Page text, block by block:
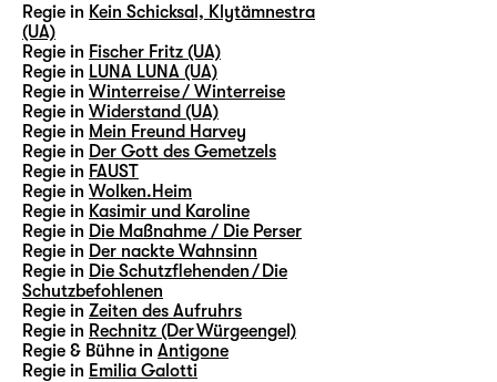
Regie in Kein Schicksal, Klytämnestra
(UA)
Regie in Fischer Fritz (UA)
Regie in LUNA LUNA (UA)
Regie in Winterreise / Winterreise
Regie in Widerstand (UA)
Regie in Mein Freund Harvey
Regie in Der Gott des Gemetzels
Regie in FAUST
Regie in Wolken.Heim
Regie in Kasimir und Karoline
Regie in Die Maßnahme / Die Perser
Regie in Der nackte Wahnsinn
Regie in Die Schutzflehenden / Die
Schutzbefohlenen
Regie in Zeiten des Aufruhrs
Regie in Rechnitz (Der Würgeengel)
Regie & Bühne in Antigone
Regie in Emilia Galotti